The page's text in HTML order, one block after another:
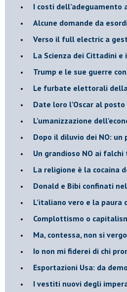
​I costi dell’adeguamento
Alcune domande da
Verso il full electric a
​La Scienza dei Cittadini e
Trump e le sue guerre
​Le furbate elettorali
​Date loro l’Oscar al
L'umanizzazione
​Dopo il diluvio dei NO:
​Un grandioso NO ai
La religione è la cocaina
Donald e Bibi confinati
L’italiano vero e la paura
​Complottismo o
​Ma, contessa, non si
​Io non mi fiderei di chi
Esportazioni Usa: da
​I vestiti nuovi degli